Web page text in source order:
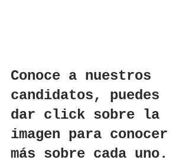
Conoce a nuestros
candidatos, puedes
dar click sobre la
imagen para conocer
más sobre cada uno.